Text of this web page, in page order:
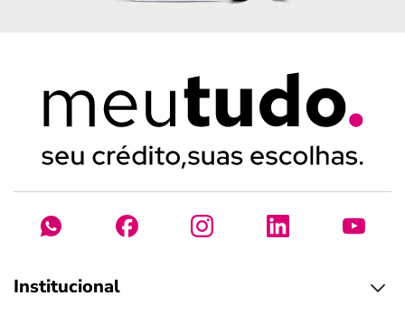
Institucional